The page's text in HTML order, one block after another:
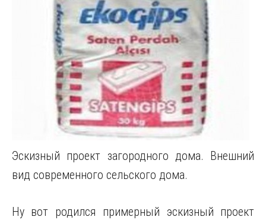
Эскизный проект загородного дома. Внешний
вид современного сельского дома.
Ну вот родился примерный эскизный проект